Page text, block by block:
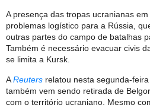
A presença das tropas ucranianas
problemas logístico para a Rússia,
outras partes do campo de batalhas
Também é necessário evacuar civis
se limita a Kursk.
AReuters relatou nesta segunda-
também vem sendo retirada de
com o território ucraniano. Mesmo